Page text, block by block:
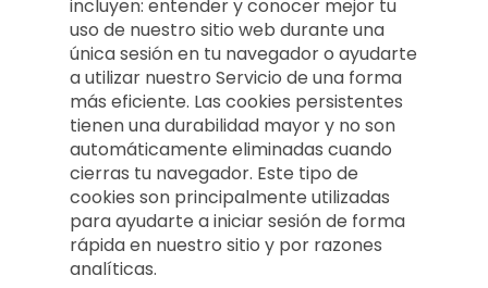
incluyen: entender y conocer mejor tu
uso de nuestro sitio web durante una
única sesión en tu navegador o ayudarte
a utilizar nuestro Servicio de una forma
más eficiente. Las cookies persistentes
tienen una durabilidad mayor y no son
automáticamente eliminadas cuando
cierras tu navegador. Este tipo de
cookies son principalmente utilizadas
para ayudarte a iniciar sesión de forma
rápida en nuestro sitio y por razones
analíticas.